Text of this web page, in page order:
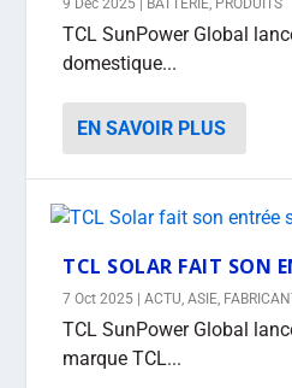
9 Déc 2025 BATTERIE, PRODUITS
TCL SunPower Global
domestique...
EN SAVOIR PLUS
TCL SOLAR FAIT SON
7 Oct 2025 |ACTU,ASIE,
TCL SunPower Global
marque TCL...